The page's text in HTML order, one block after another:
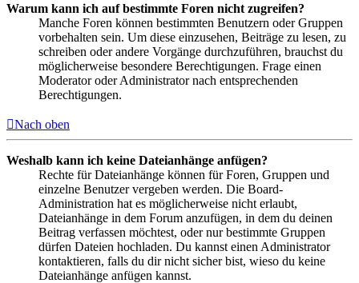
Warum kann ich auf bestimmte Foren nicht zugreifen?
Manche Foren können bestimmten Benutzern oder Gruppen
vorbehalten sein. Um diese einzusehen, Beiträge zu lesen, zu
schreiben oder andere Vorgänge durchzuführen, brauchst du
möglicherweise besondere Berechtigungen. Frage einen
Moderator oder Administrator nach entsprechenden
Berechtigungen.
Nach oben
Weshalb kann ich keine Dateianhänge anfügen?
Rechte für Dateianhänge können für Foren, Gruppen und
einzelne Benutzer vergeben werden. Die Board-
Administration hat es möglicherweise nicht erlaubt,
Dateianhänge in dem Forum anzufügen, in dem du deinen
Beitrag verfassen möchtest, oder nur bestimmte Gruppen
dürfen Dateien hochladen. Du kannst einen Administrator
kontaktieren, falls du dir nicht sicher bist, wieso du keine
Dateianhänge anfügen kannst.